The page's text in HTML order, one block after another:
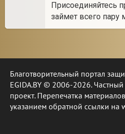
Присоединяйтесь
займет всего пару
Благотворительный портал
EGIDA.BY © 2006-2026.
проект. Перепечатка
указанием обратной ссылки на